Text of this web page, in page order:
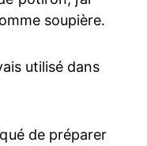
soupière.
utilisé dans
de préparer